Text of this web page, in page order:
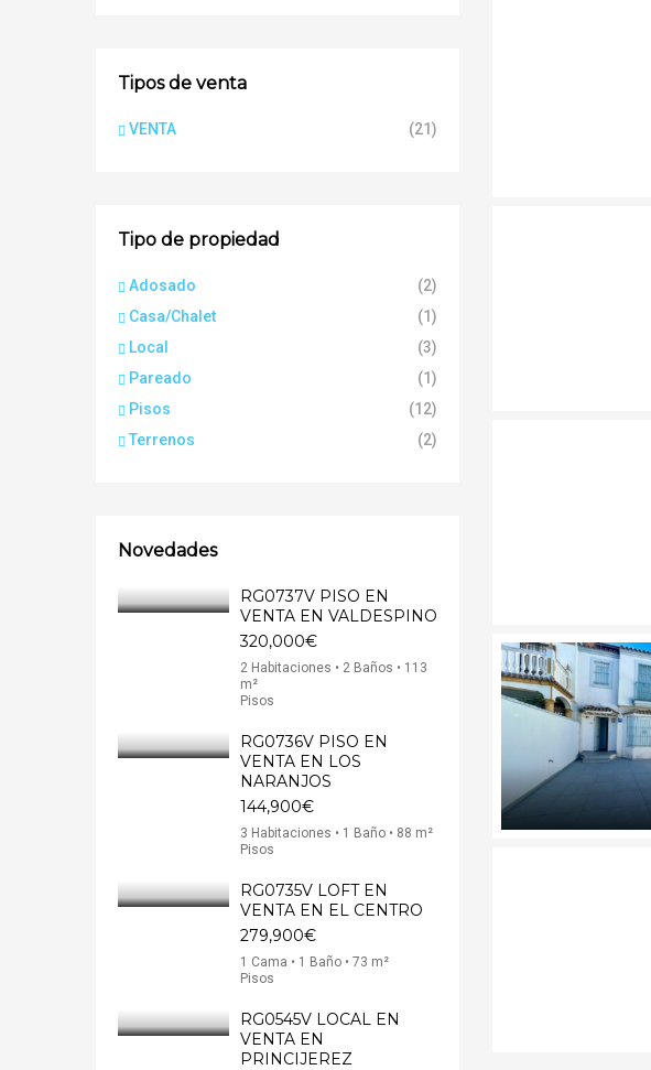
Tipos de venta
VENTA (21)
Tipo de propiedad
Adosado
(2)
Casa/Chalet
(1)
Local
(3)
Pareado
(1)
Pisos
(12)
Terrenos
(2)
Novedades
RG0737V PISO EN
VENTA EN VALDESPINO
320,000€
2 Habitaciones • 2 Baños • 113
m²
Pisos
RG0736V PISO EN
VENTA EN LOS
NARANJOS
144,900€
3 Habitaciones • 1 Baño • 88 m²
Pisos
RG0735V LOFT EN
VENTA EN EL CENTRO
279,900€
1 Cama • 1 Baño • 73 m²
Pisos
RG0545V LOCAL EN
VENTA EN
PRINCIJEREZ